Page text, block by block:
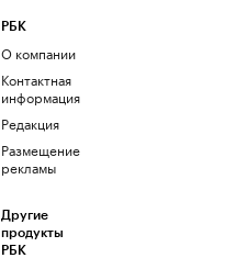
РБК
О компании
Контактная
информация
Редакция
Размещение
рекламы
Другие
продукты
РБК